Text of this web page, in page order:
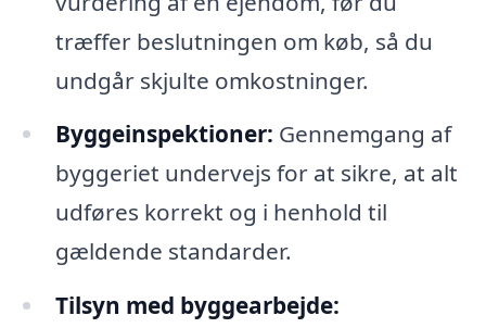
træffer beslutningen om køb, så du
undgår skjulte omkostninger.
Byggeinspektioner: Gennemgang af
byggeriet undervejs for at sikre, at alt
udføres korrekt og i henhold til
gældende standarder.
Tilsyn med byggearbejde: